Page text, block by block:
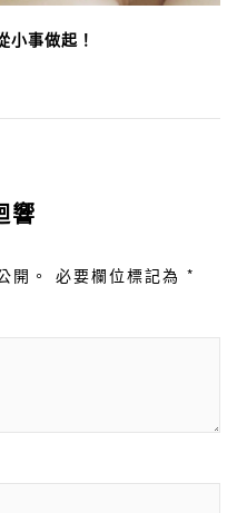
小事做起！
響
開。 必要欄位標記為 *